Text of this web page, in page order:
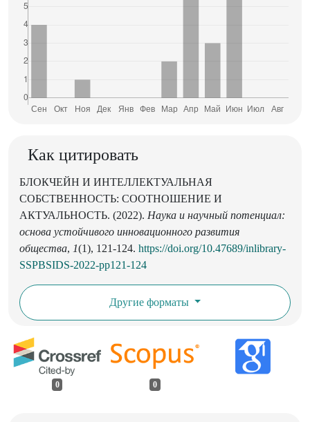
Как цитировать
БЛОКЧЕЙН И ИНТЕЛЛЕКТУАЛЬНАЯ
СОБСТВЕННОСТЬ: СООТНОШЕНИЕ И
АКТУАЛЬНОСТЬ. (2022). Наука и научный потенциал:
основа устойчивого инновационного развития
общества, 1(1), 121-124. https://doi.org/10.47689/inlibrary-
SSPBSIDS-2022-pp121-124
Другие форматы
0 0